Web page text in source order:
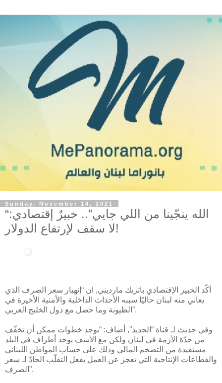
Sunday, November 14, 2021
“الله ينجّينا من اللي جايي”.. خبيرٌ إقتصادي:
لا سقف لإرتفاع الدولار!
أكّد الخبير الإقتصادي باتريك مارديني, ان “إنهيار سعر الصرف الذي
يعاني منه لبنان حاليًا سببه الأحداث الداخلية والأمنية الأخيرة في
الطيونة وما حصل مع دول الخليج العربي”.
وفي حديث لـ قناة “الجديد”, أضاف: “يوجد خطوات ممكن أن تخفّف
من حدّة الأزمة في لبنان ولكن مع الأسف يوجد أطراف في البلد
مستفيدة من التضخم المالي وذلك على حساب المواطن اللبناني
والقطاعات الإنتاجية التي تعجز عن العمل بفعل التقلّب الحادّ لـ سعر
الصرف”.